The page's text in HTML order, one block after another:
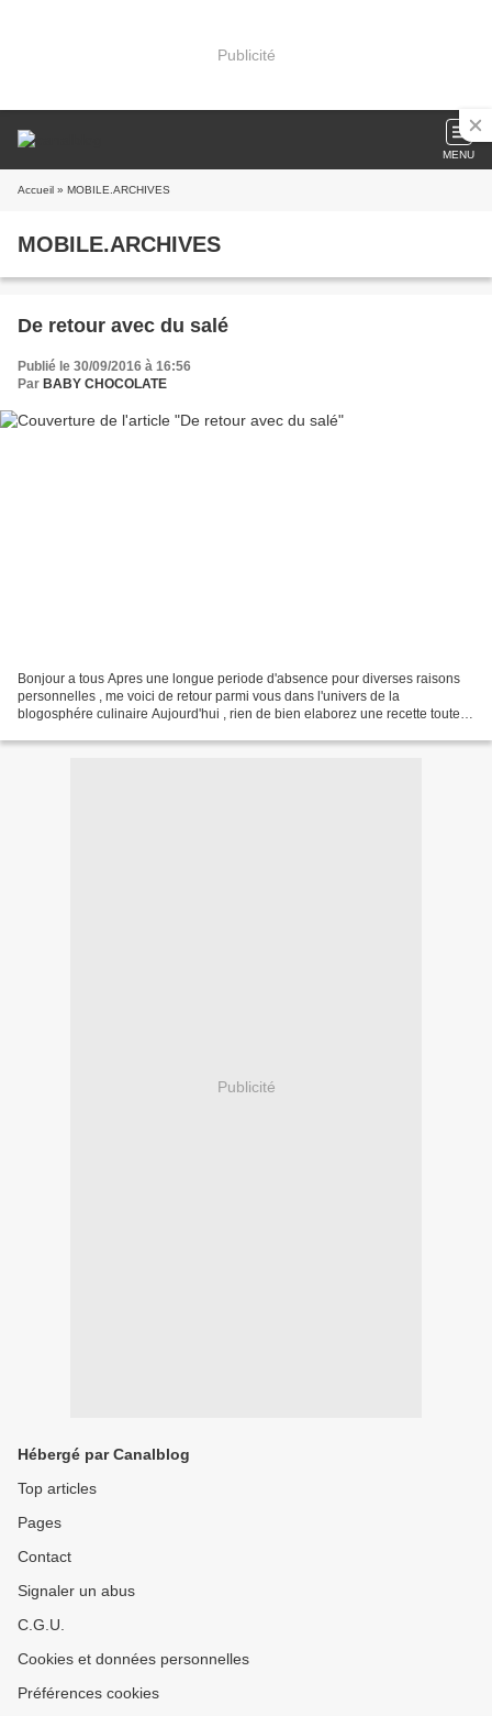
Publicité
MENU
Accueil » MOBILE.ARCHIVES
MOBILE.ARCHIVES
De retour avec du salé
Publié le 30/09/2016 à 16:56
Par BABY CHOCOLATE
Bonjour a tous Apres une longue periode d'absence pour diverses raisons
personnelles , me voici de retour parmi vous dans l'univers de la
blogosphére culinaire Aujourd'hui , rien de bien elaborez une recette toute
Publicité
Hébergé par Canalblog
Top articles
Pages
Contact
Signaler un abus
C.G.U.
Cookies et données personnelles
Préférences cookies